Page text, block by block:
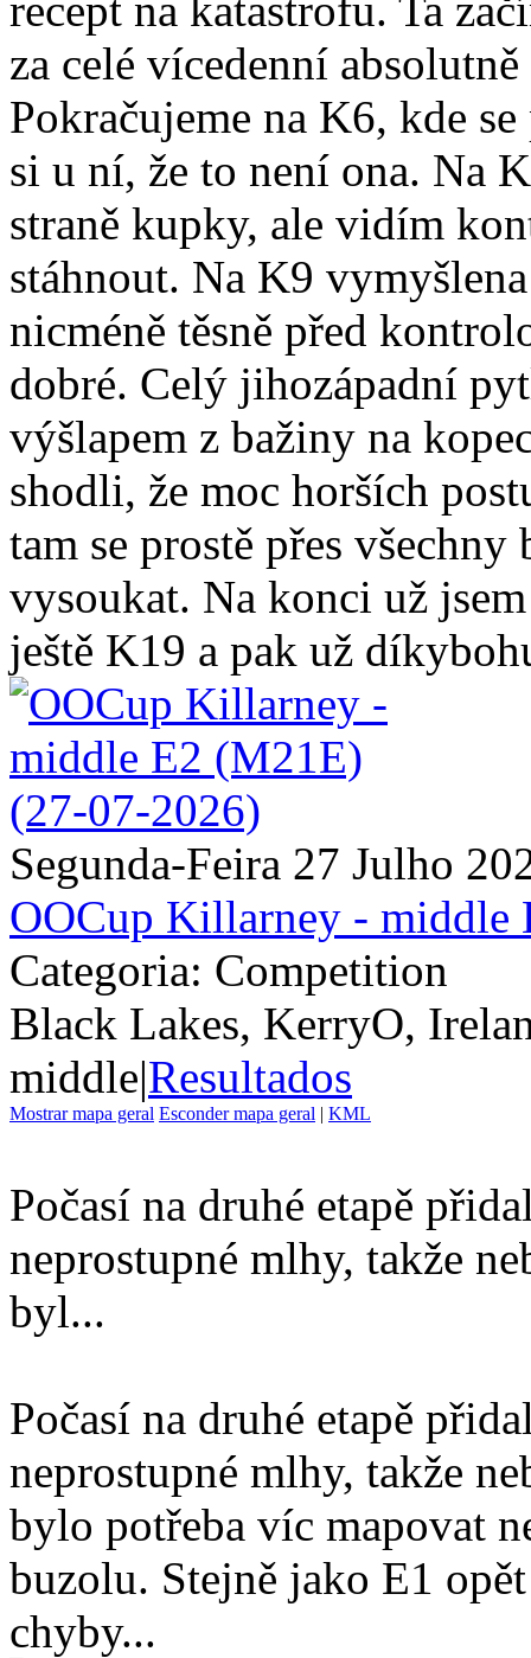
za celé vícedenní
Pokračujeme na K6, kde
si u ní, že to není ona. Na
straně kupky, ale vidím
stáhnout. Na K9
nicméně těsně před
dobré. Celý jihozápadní
výšlapem z bažiny na
shodli, že moc horších
tam se prostě přes
vysoukat. Na konci už
ještě K19 a pak už
Segunda-Feira 27 Julho
OOCup Killarney - middle
Categoria: Competition
Black Lakes, KerryO,
middle|Resultados
Mostrar mapa geral Esconder mapa geral | KML
Počasí na druhé etapě
neprostupné mlhy, takže
byl...
Počasí na druhé etapě
neprostupné mlhy, takže
bylo potřeba víc mapovat
buzolu. Stejně jako E1
chyby...